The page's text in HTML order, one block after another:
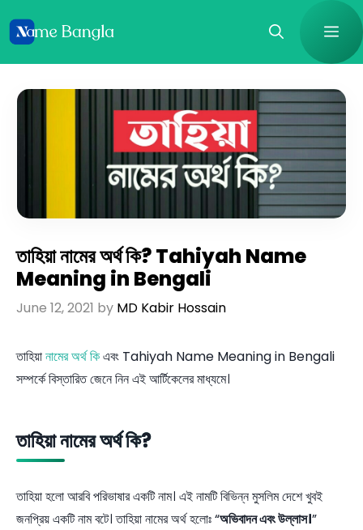
তাহিয়া নামের অর্থ কি? Tahiyah Name
Meaning in Bengali
June 12, 2021 by MD Kabir Hossain
তাহিয়ানামের অর্থ কিএবং Tahiyah Name Meaning in Bengali
সম্পর্কে বিস্তারিত জেনে নিন এই আর্টিকেলের মাধ্যমে।
তাহিয়া নামের অর্থ কি?
তাহিয়া হলো আরবি পরিভাষার একটি নাম। এই নামটি বিভিন্ন মুসলিম দেশে খুবই
জনপ্রিয় একটি নাম বটে। তাহিয়া নামের অর্থ হলোঃ “অভিবাদন এবং উল্লাস।”